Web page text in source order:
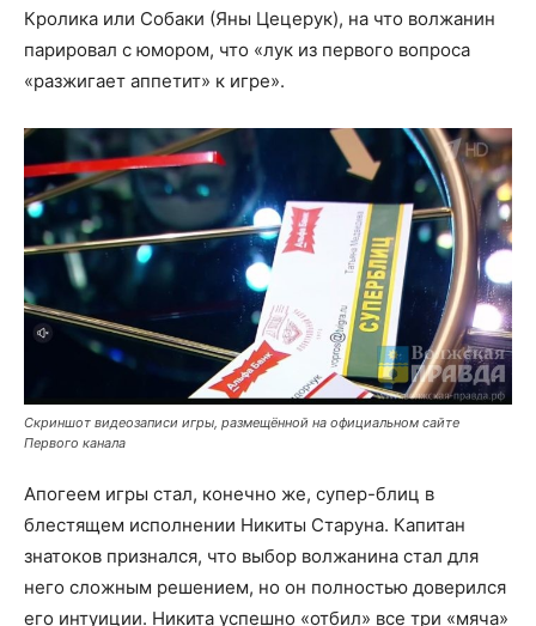
Кролика или Собаки (Яны Цецерук), на что волжанин
парировал с юмором, что «лук из первого вопроса
«разжигает аппетит» к игре».
Скриншот видеозаписи игры, размещённой на официальном сайте
Первого канала
Апогеем игры стал, конечно же, супер-блиц в
блестящем исполнении Никиты Старуна. Капитан
знатоков признался, что выбор волжанина стал для
него сложным решением, но он полностью доверился
его интуиции. Никита успешно «отбил» все три «мяча»